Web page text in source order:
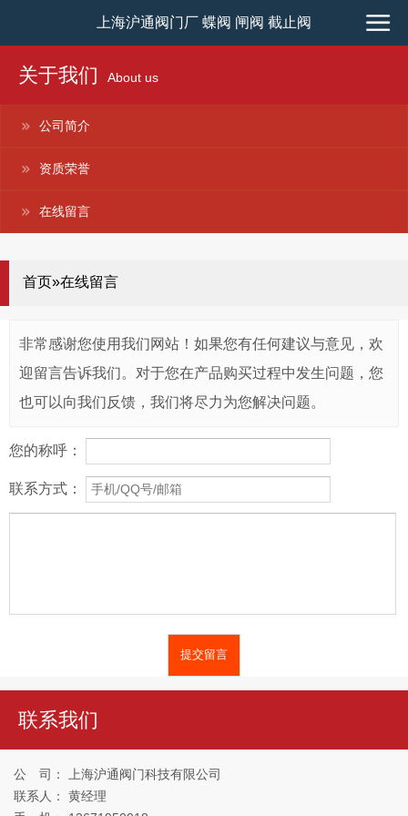
关于我们 About us
公司简介
资质荣誉
在线留言
首页»在线留言
上海沪通阀门厂 蝶阀 闸阀 截止阀
非常感谢您使用我们网站！如果您有任何建议与意见，欢
迎留言告诉我们。对于您在产品购买过程中发生问题，您
也可以向我们反馈，我们将尽力为您解决问题。
您的称呼：
联系方式：
联系我们
公 司： 上海沪通阀门科技有限公司
联系人： 黄经理